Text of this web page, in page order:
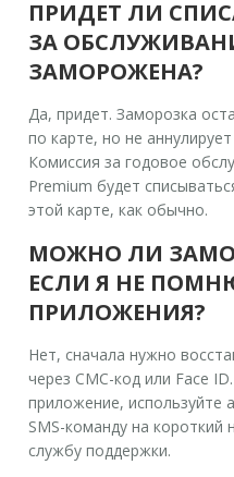
ПРИДЕТ ЛИ
ЗА
ЗАМОРОЖЕНА?
Да, придет. Заморозка
по карте, но не
Комиссия за годовое
Premium будет
этой карте, как обычно.
МОЖНО ЛИ
ЕСЛИ Я НЕ
ПРИЛОЖЕНИЯ?
Нет, сначала нужно
через СМС-код или Face
приложение, используйте
SMS-команду на короткий
службу поддержки.